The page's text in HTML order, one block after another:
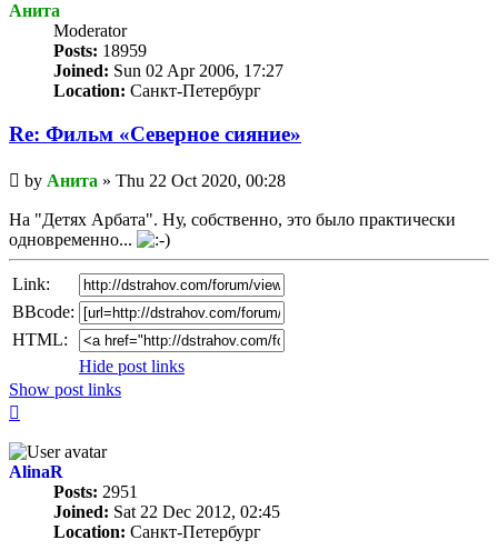
Анита
Мoderator
Posts: 18959
Joined: Sun 02 Apr 2006, 17:27
Location: Санкт-Петербург
Re: Фильм «Северное сияние»
Unread
post
by Анита » Thu 22 Oct 2020, 00:28
На "Детях Арбата". Ну, собственно, это было практически
одновременно...
Link:
BBcode:
HTML:
Hide post links
Show post links
AlinaR
Posts: 2951
Joined: Sat 22 Dec 2012, 02:45
Location: Санкт-Петербург